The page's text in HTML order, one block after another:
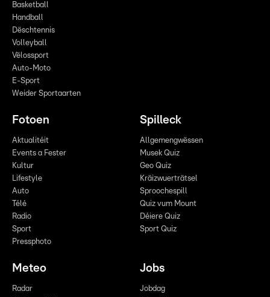
Basketball
Handball
Dëschtennis
Volleyball
Vëlossport
Auto-Moto
E-Sport
Weider Sportaarten
Fotoen
Aktualitéit
Events a Fester
Kultur
Lifestyle
Auto
Télé
Radio
Sport
Pressphoto
Spilleck
Allgemengwëssen
Musek Quiz
Geo Quiz
Kräizwuerträtsel
Sproochespill
Quiz vum Mount
Déiere Quiz
Sport Quiz
Meteo
Radar
Jobs
Jobdag